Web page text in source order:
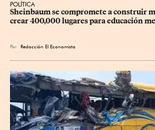
POLÍTICA
Sheinbaum se compromete a construir
crear 400,000 lugares para educación
Por Redacción El Economista